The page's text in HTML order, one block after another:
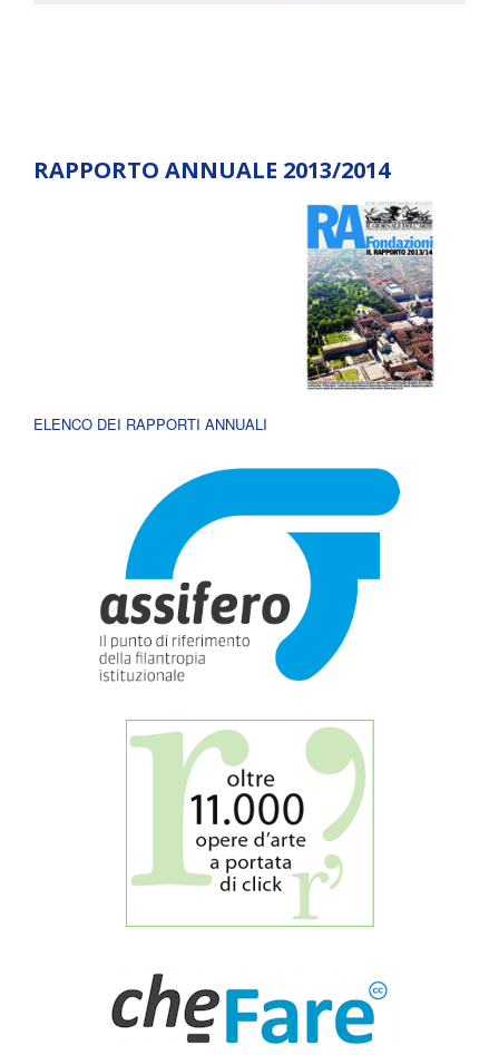
RAPPORTO ANNUALE 2013/2014
ELENCO DEI RAPPORTI ANNUALI